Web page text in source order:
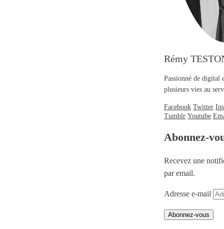
Rémy
Passionné de digital
plusieurs vies au
Facebook Twitter
Tumblr Youtube
Abonnez-
Recevez une
par email.
Adresse e-mail
Abonnez-vous